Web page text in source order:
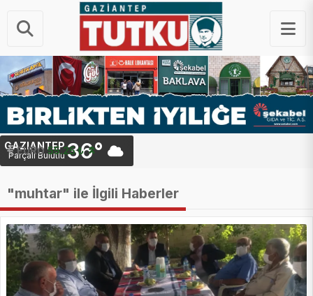
EURO 55.25 ₺
GAZIANTEP
Parçalı Bulutlu36°
"muhtar" ile İlgili Haberler